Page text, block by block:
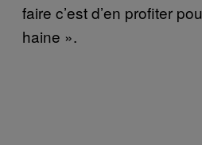
faire c’est d’en profiter
haine ».